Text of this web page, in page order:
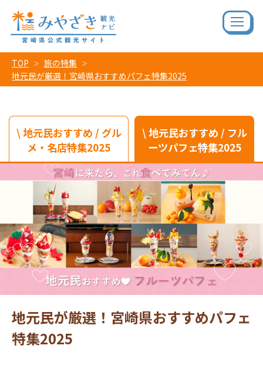
TOP
旅の特集
地元民が厳選！宮崎県おすすめパフェ特集2025
\ 地元民おすすめ / グル
メ・名店特集2025
\ 地元民おすすめ / フル
ーツパフェ特集2025
地元民が厳選！宮崎県おすすめパフェ
特集2025